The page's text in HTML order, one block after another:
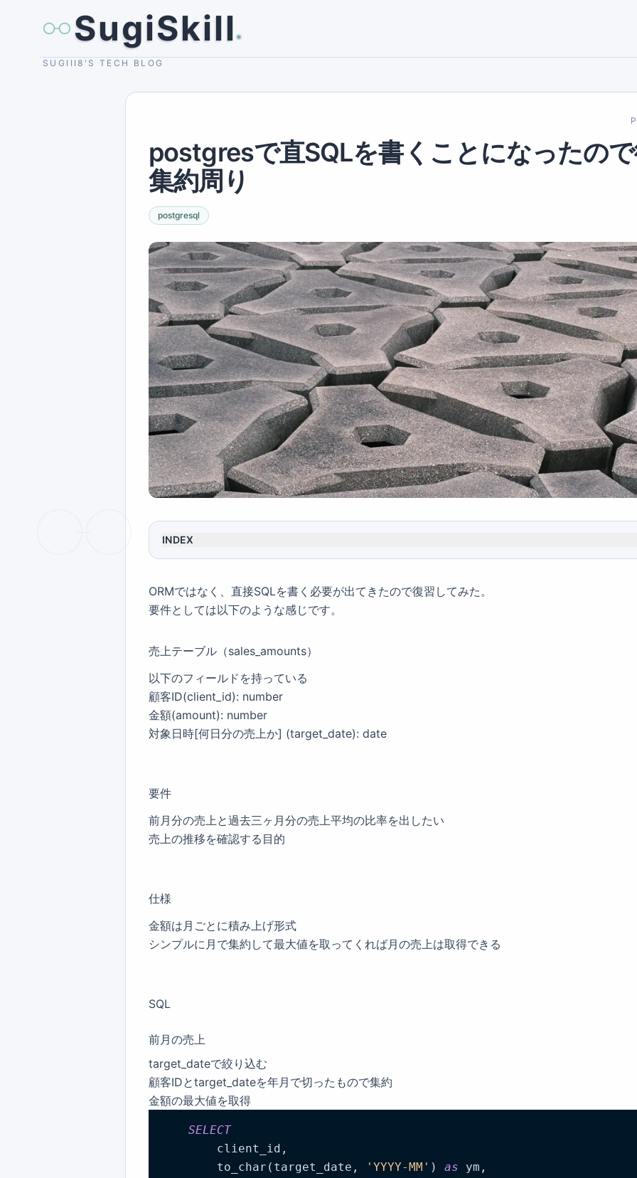
SugiSkill
SUGIII8'S TECH BLOG
postgresで直SQLを書くことになったの
集約周り
postgresql
INDEX
ORMではなく、直接SQLを書く必要が出てきたので復習してみた。
要件としては以下のような感じです。
売上テーブル（sales_amounts）
以下のフィールドを持っている
顧客ID(client_id): number
金額(amount): number
対象日時[何日分の売上か] (target_date): date
要件
前月分の売上と過去三ヶ月分の売上平均の比率を出したい
売上の推移を確認する目的
仕様
金額は月ごとに積み上げ形式
シンプルに月で集約して最大値を取ってくれば月の売上は取得できる
SQL
前月の売上
target_dateで絞り込む
顧客IDとtarget_dateを年月で切ったもので集約
金額の最大値を取得
SELECT
        client_id,
        to_char(target_date,
'YYYY-MM' ) as ym,